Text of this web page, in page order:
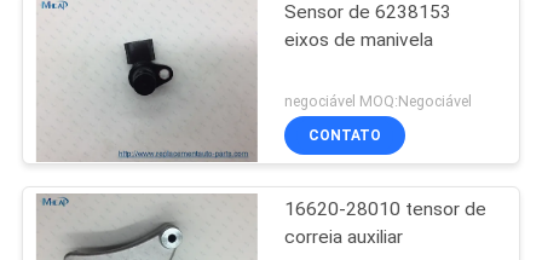
Sensor de 6238153
eixos de manivela
negociável MOQ:Negociável
CONTATO
16620-28010 tensor de
correia auxiliar